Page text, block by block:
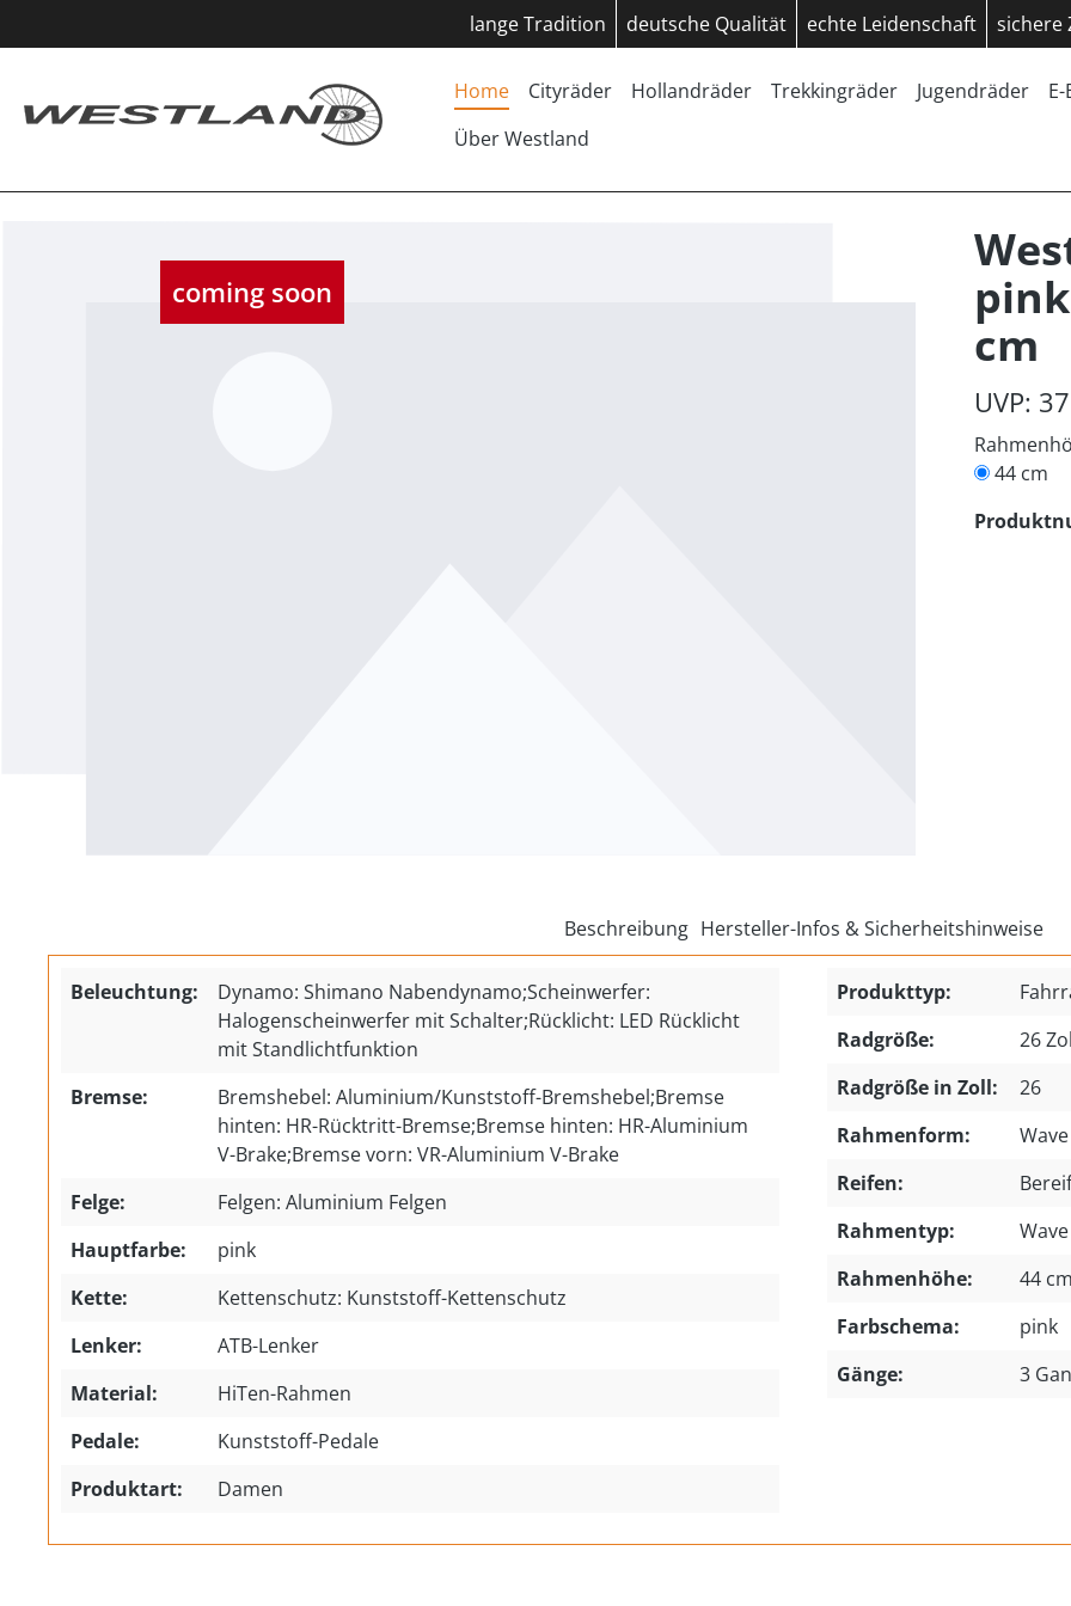
lange Tradition deutsche Qualität echte Leidenschaft sichere
Home Cityräder Hollandräder Trekkingräder Jugendräder
Über Westland
coming soon
cm
UVP:
44 cm
Beschreibung Hersteller-Infos & Sicherheitshinweise
Beleuchtung:
Dynamo: Shimano Nabendynamo;Scheinwerfer:
Halogenscheinwerfer mit Schalter;Rücklicht: LED Rücklicht
mit Standlichtfunktion
Bremse:
Bremshebel: Aluminium/Kunststoff-Bremshebel;Bremse
hinten: HR-Rücktritt-Bremse;Bremse hinten: HR-Aluminium
V-Brake;Bremse vorn: VR-Aluminium V-Brake
Felge:
Felgen: Aluminium Felgen
Hauptfarbe:
pink
Kette:
Kettenschutz: Kunststoff-Kettenschutz
Lenker:
ATB-Lenker
Material:
HiTen-Rahmen
Pedale:
Kunststoff-Pedale
Produktart:
Damen
Produkttyp:
Radgröße:
26
Radgröße in Zoll:
26
Rahmenform:
Wave
Reifen:
Rahmentyp:
Wave
Rahmenhöhe:
44
Farbschema:
pink
Gänge:
3